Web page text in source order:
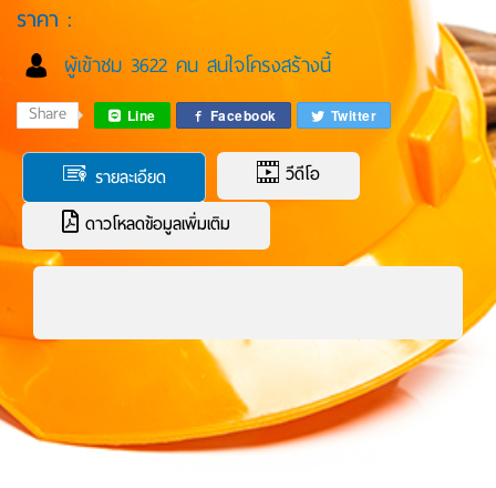
ราคา :
ผู้เข้าชม 3622 คน สนใจโครงสร้างนี้
Share Line Facebook Twitter
รายละเอียด
วีดีโอ
ดาวโหลดข้อมูลเพิ่มเติม